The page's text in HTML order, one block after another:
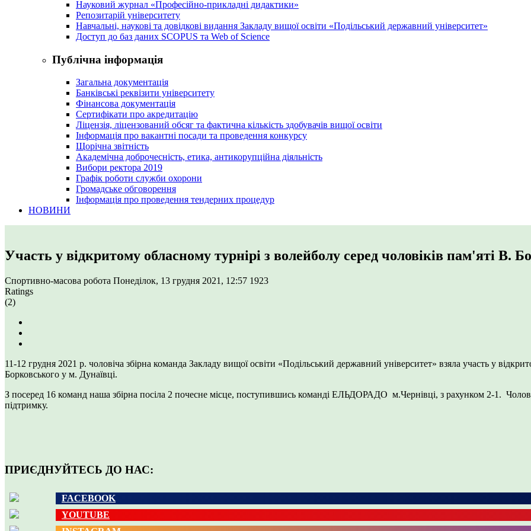
Науковий журнал «Професійно-прикладні дидактики»
Репозитарій університету
Навчальні, наукові та довідкові видання Закладу вищої освіти «Подільський державний університет»
Доступ до баз даних SCOPUS та Web of Science
Публічна інформація
Загальна документація
Банківські реквізити університету
Фінансова документація
Сертифікати про акредитацію
Ліцензія, ліцензований обсяг та фактична кількість здобувачів вищої освіти
Інформація про вакантні посади та проведення конкурсу
Щорічна звітність
Академічна доброчесність, етика, антикорупційна діяльність
Вибори ректора 2019
Графік роботи служби охорони
Громадське обговорення
Інформація про проведення тендерних процедур
НОВИНИ
Участь у відкритому обласному турнірі з волейболу серед чоловіків пам'яті В.
Спортивно-масова робота Понеділок, 13 грудня 2021, 12:57 1923
Ratings
(2)
11-12 грудня 2021 р. чоловіча збірна команда Закладу вищої освіти «Подільський державний університет» взяла участь у
Борковського у м. Дунаївці.
З посеред 16 команд наша збірна посіла 2 почесне місце, поступившись команді ЕЛЬДОРАДО м.Чернівці, з рахунком 2-1.
підтримку.
ПРИЄДНУЙТЕСЬ ДО НАС:
FACEBOOK
YOUTUBE